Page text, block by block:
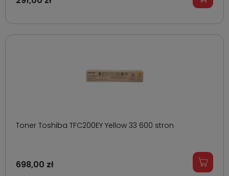
Toner Toshiba TFC200EY Yellow 33 600 stron
698,00 zł